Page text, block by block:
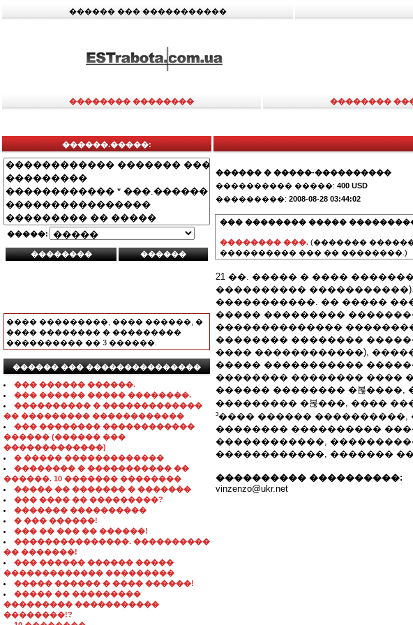
������ ��� �����������
�������� �������� ��������
������.�����:
�����:
���� ���������, ���� ������, �
���� �������� � ���������
���������� �� 3 ������.
������ ��� ���������������
��� ������ ������.
��� ������ ����� ��������.
���������� � �������������
�� ��������� ������������
��� �������� ������������
������ (������ ���
�������������)
� ����� �������������
�������� � ����������� ��
������. 10 ������� ��������
����� �� ������� � �������
��� ���� �� ���������?
������� ����������
� ��� ������!
��� �� ��� �� ������!
���������������. ����������
�� �������!
��� ������ ������ �����
������������� ���������
����� ������ � ���� ������!
����� �� ���������
��������� �����������
��������!?
������ � �����-����������
���������� �����: 400 USD
���������: 2008-08-28 03:44:02
��� �������� �����
�������� ���. (�������
���������� ��� �� ��������.)
21 ��. ����� � ����
����������
�����������. �� �����
����� ���������
��������������
�������� ��������
���� ������������),
����� �����������
�������� �������� ����
������ �������� �볺
��������� �볺���, ����
³���� ������
�������� ����������
������������,
������������, �������
���������� ����������:
vinzenzo@ukr.net